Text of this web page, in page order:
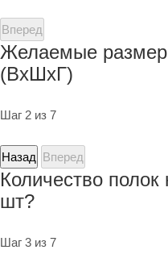
Вперед
Желаемые
(ВхШхГ)
Шаг 2 из 7
Назад Вперед
Количество
шт?
Шаг 3 из 7